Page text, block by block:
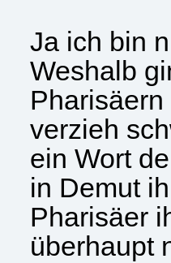
Ja ich bin
Weshalb
verzieh
ein Wort
in Demut
Pharisäer
überhaupt